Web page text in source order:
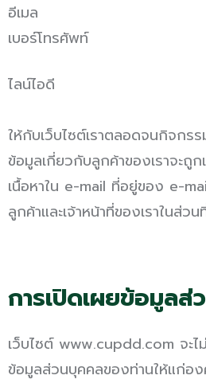
อีเมล
เบอร์โทรศัพท์
ไลน์ไอดี
ให้กับเว็บไซต์เราตลอดจนกิจกร
ข้อมูลเกี่ยวกับลูกค้าของเราจะถู
เนื้อหาใน e-mail ที่อยู่ของ e-
ลูกค้าและเจ้าหน้าที่ของเราในส่
การเปิดเผยข้อมูลส่
เว็บไซต์ www.cupdd.com จะ
ข้อมูลส่วนบุคคลของท่านให้แก่อง